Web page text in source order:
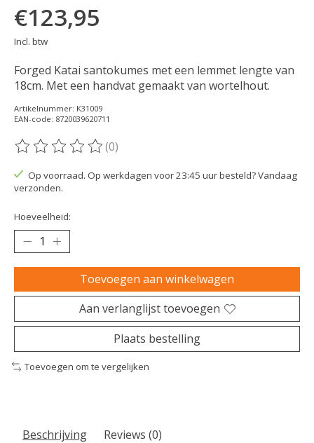
€123,95
Incl. btw
Forged Katai santokumes met een lemmet lengte van
18cm. Met een handvat gemaakt van wortelhout.
Artikelnummer: K31009
EAN-code: 8720039620711
De beoordeling van dit product is
(0)
Op voorraad. Op werkdagen voor 23:45 uur besteld? Vandaag
verzonden.
Hoeveelheid:
Toevoegen aan winkelwagen
Aan verlanglijst toevoegen
Plaats bestelling
Toevoegen om te vergelijken
Beschrijving Reviews (0)